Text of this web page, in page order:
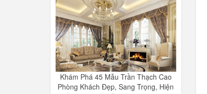
Khám Phá 45 Mẫu Trần Thạch Cao
Phòng Khách Đẹp, Sang Trọng, Hiện